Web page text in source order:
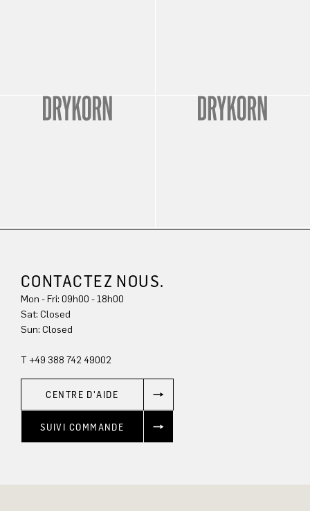
CONTACTEZ NOUS.
Mon - Fri: 09h00 - 18h00
Sat: Closed
Sun: Closed
T +49 388 742 49002
CENTRE D'AIDE
SUIVI COMMANDE